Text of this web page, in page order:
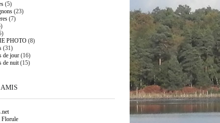
(5)
(23)
(7)
PHOTO(8)
(31)
de jour(16)
de nuit(15)
Florule